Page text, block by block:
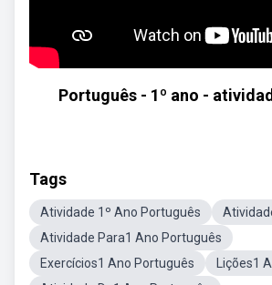
Português - 1º ano -
Tags
Atividade 1º Ano Português
Atividade Para1 Ano Português
Exercícios1 Ano Português
Lições1